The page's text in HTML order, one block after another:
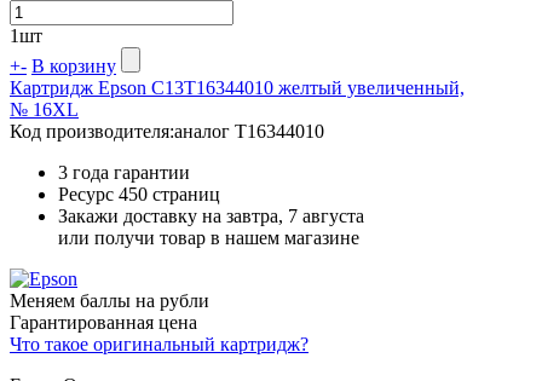
1шт
+- В корзину
Картридж Epson C13T16344010 желтый увеличенный,
№ 16XL
Код производителя:аналог T16344010
3 года гарантии
Ресурс 450 страниц
Закажи доставку на завтра, 7 августа
или получи товар в нашем магазине
Меняем баллы на рубли
Гарантированная цена
Что такое оригинальный картридж?